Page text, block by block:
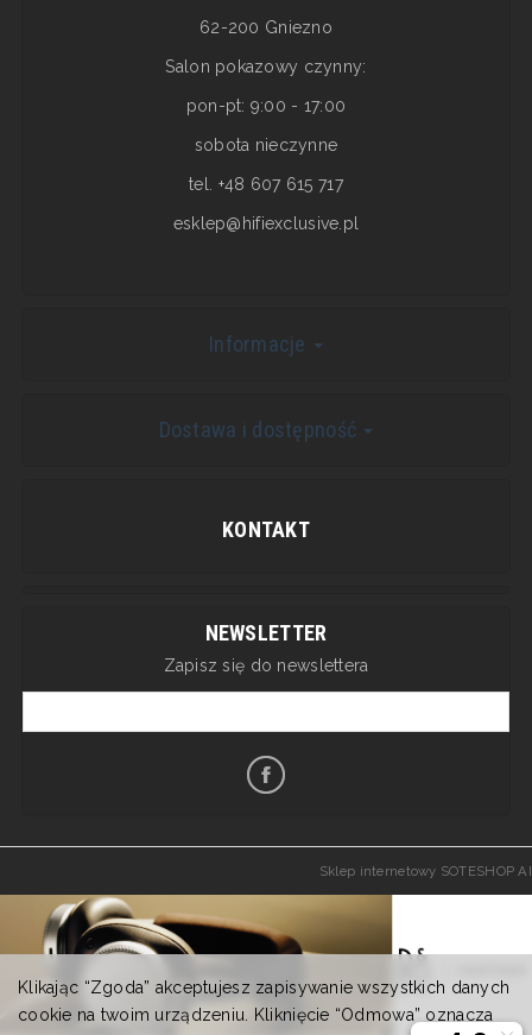
62-200 Gniezno
Salon pokazowy czynny:
pon-pt: 9:00 - 17:00
sobota nieczynne
tel. +48 607 615 717
esklep@hifiexclusive.pl
Informacje
Dostawa i dostępność
KONTAKT
NEWSLETTER
Zapisz się do newslettera
Sklep internetowy SOTESHOP AI
Klikając “Zgoda” akceptujesz zapisywanie wszystkich danych
cookie na twoim urządzeniu. Kliknięcie “Odmowa” oznacza